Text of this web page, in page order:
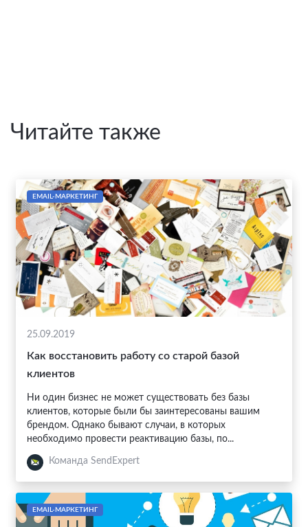
Читайте также
EMAIL-МАРКЕТИНГ
25.09.2019
Как восстановить работу со старой базой
клиентов
Ни один бизнес не может существовать без базы
клиентов, которые были бы заинтересованы вашим
брендом. Однако бывают случаи, в которых
необходимо провести реактивацию базы, по...
Команда SendExpert
EMAIL-МАРКЕТИНГ